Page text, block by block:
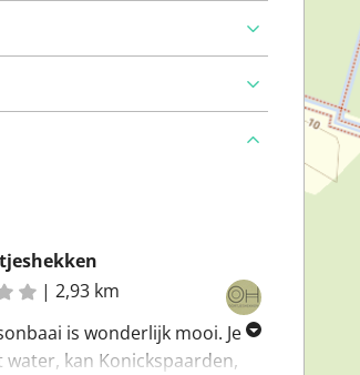
|2,93 km
is wonderlijk mooi. Je
kan Konickspaarden,